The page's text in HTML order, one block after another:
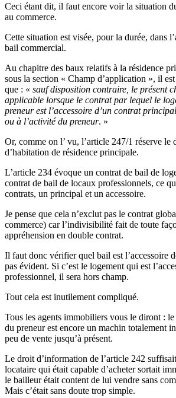
Ceci étant dit, il faut encore voir la situation
au commerce.
Cette situation est visée, pour la durée, dans
bail commercial.
Au chapitre des baux relatifs à la résidence
sous la section « Champ d’application », il
que : « sauf disposition contraire, le présent
applicable lorsque le contrat par lequel le
preneur est l’accessoire d’un contrat
ou à l’activité du preneur. »
Or, comme on l’ vu, l’article 247/1 réserve le
d’habitation de résidence principale.
L’article 234 évoque un contrat de bail de
contrat de bail de locaux professionnels, ce
contrats, un principal et un accessoire.
Je pense que cela n’exclut pas le contrat
commerce) car l’indivisibilité fait de toute
appréhension en double contrat.
Il faut donc vérifier quel bail est l’accessoire
pas évident. Si c’est le logement qui est
professionnel, il sera hors champ.
Tout cela est inutilement compliqué.
Tous les agents immobiliers vous le diront :
du preneur est encore un machin totalement
peu de vente jusqu’à présent.
Le droit d’information de l’article 242
locataire qui était capable d’acheter sortait
le bailleur était content de lui vendre sans
Mais c’était sans doute trop simple.